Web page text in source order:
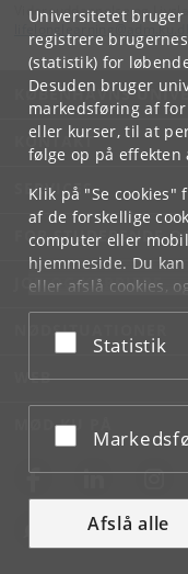
Universitetet
registrere
(statistik) for
Desuden bruger
markedsføring af
eller kurser, til at
følge op på effekten
Klik på "Se
af de forskellige
computer eller
hjemmeside. Du
eller afslå cookies,
underCookie- og
bunden af hver side.
Acceptér
Statistik
Acceptér
Afslå alle
Videreuddannelse og
.ku
KØBENHAVNS
KONTAKT
SERVICES
FOR STUDERENDE
JOB OG KARRIERE
NØDSITUATIONER
WEB
MØD KU PÅ